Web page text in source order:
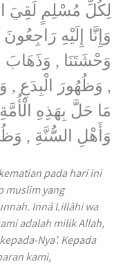
لِكُلِّ مُسْلِمٍ لَقِيَ
وَإِنَّا إِلَيْهِ
وَحْشَتَنَا , وَذَهَابَ
, وَظُهُورَ الْبِدَعِ ,
مَا حَلَّ بِهَذِهِ
وَأَهْلِ السُّنَّةِ ,
pada hari ini
muslim yang
Innâ Lillâhi wa
adalah milik Allah,
Nya’. Kepada
kami,